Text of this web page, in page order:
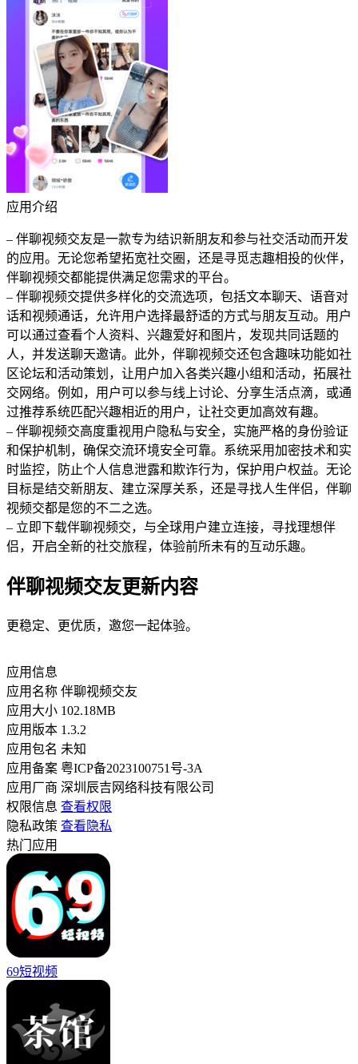
应用介绍
– 伴聊视频交友是一款专为结识新朋友和参与社交活动而开发
的应用。无论您希望拓宽社交圈，还是寻觅志趣相投的伙伴，
伴聊视频交都能提供满足您需求的平台。
– 伴聊视频交提供多样化的交流选项，包括文本聊天、语音对
话和视频通话，允许用户选择最舒适的方式与朋友互动。用户
可以通过查看个人资料、兴趣爱好和图片，发现共同话题的
人，并发送聊天邀请。此外，伴聊视频交还包含趣味功能如社
区论坛和活动策划，让用户加入各类兴趣小组和活动，拓展社
交网络。例如，用户可以参与线上讨论、分享生活点滴，或通
过推荐系统匹配兴趣相近的用户，让社交更加高效有趣。
– 伴聊视频交高度重视用户隐私与安全，实施严格的身份验证
和保护机制，确保交流环境安全可靠。系统采用加密技术和实
时监控，防止个人信息泄露和欺诈行为，保护用户权益。无论
目标是结交新朋友、建立深厚关系，还是寻找人生伴侣，伴聊
视频交都是您的不二之选。
– 立即下载伴聊视频交，与全球用户建立连接，寻找理想伴
侣，开启全新的社交旅程，体验前所未有的互动乐趣。
伴聊视频交友更新内容
更稳定、更优质，邀您一起体验。
应用信息
应用名称 伴聊视频交友
应用大小 102.18MB
应用版本 1.3.2
应用包名 未知
应用备案 粤ICP备2023100751号-3A
应用厂商 深圳辰吉网络科技有限公司
权限信息 查看权限
隐私政策 查看隐私
热门应用
69短视频